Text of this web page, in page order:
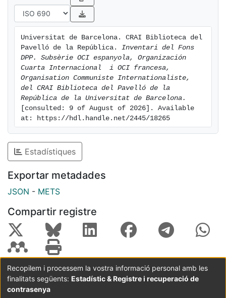
Universitat de Barcelona. CRAI Biblioteca del
Pavelló de la República. Inventari del Fons
DPP. Subsèrie OCI espanyola, Organización
Cuarta Internacional  i OCI francesa,
Organisation Communiste Internationaliste,
del CRAI Biblioteca del Pavelló de la
República de la Universitat de Barcelona.
[consulted: 9 of August of 2026]. Available
at: https://hdl.handle.net/2445/18265
Estadístiques
Exportar metadades
JSON - METS
Compartir registre
Coordinació:CRAI UB Avís legal
Metadades
subjectes a:
Recopilem i processem la vostra informació personal amb les
finalitats següents: Estadístic & Registre i recuperació de
contrasenya